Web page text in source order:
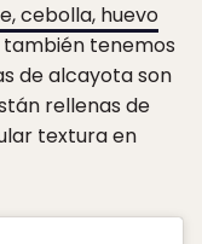
cebolla, huevo
también tenemos
de alcayota son
rellenas de
textura en